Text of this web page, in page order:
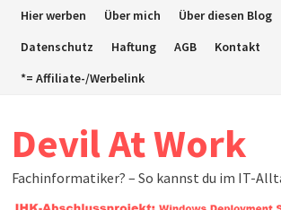
ZumHier werben Über mich Über diesen Blog
Datenschutz
Haftung AGB
Kontakt
*= Affiliate-/Werbelink
Devil At Work
Fachinformatiker? – So kannst du im IT-